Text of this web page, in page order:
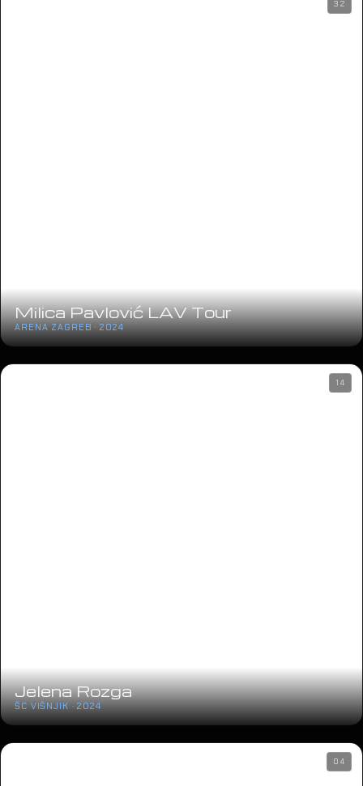
Milica Pavlović LAV Tour
ARENA ZAGREB · 2024
32
Jelena Rozga
ŠC VIŠNJIK · 2024
14
04